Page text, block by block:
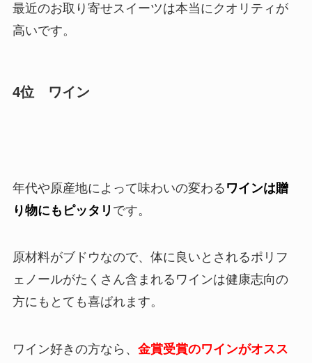
最近のお取り寄せスイーツは本当にクオリティが
高いです。
4位 ワイン
年代や原産地によって味わいの変わる ワインは贈
り物にもピッタリ です。
原材料がブドウなので、体に良いとされるポリフ
ェノールがたくさん含まれるワインは健康志向の
方にもとても喜ばれます。
ワイン好きの方なら、 金賞受賞のワインがオスス